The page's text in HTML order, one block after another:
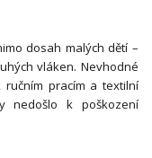
dosah malých dětí –
vláken. Nevhodné
pracím a textilní
nedošlo k poškození